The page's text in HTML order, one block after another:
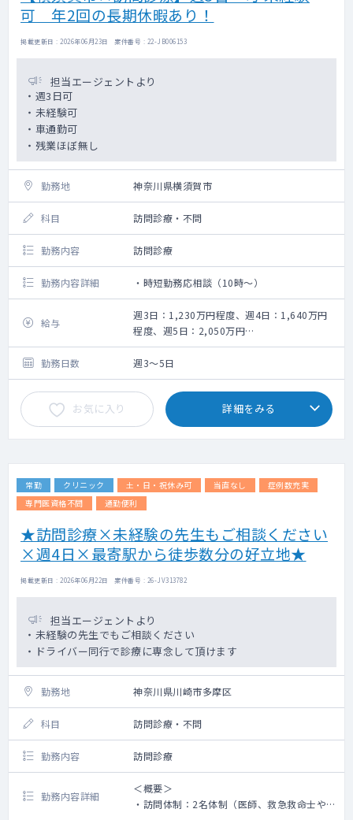
・緩和ケア病棟はありません、多職種による
緩和ケアチームとして入院患者への新規介入
が年間約160件、外来での新規介入が年間約
10件です
〇主な疾患や対応
・消化管癌，肺癌，乳癌，頭頚部癌等
年金
・その他手当：時間外手当・通勤手当・住宅
手当等
・退職金：有
・学会出席に伴う出張費等の支援あり
・その他：宿舎完備(当院規定に順じて貸与)
可 年2回の長期休暇あり！
掲載更新日 : 2026年06月23日 案件番号 : 22-JB006153
担当エージェントより
・週3日可
・未経験可
・車通勤可
・残業ほぼ無し
勤務地 神奈川県横須賀市
科目 訪問診療・不問
勤務内容 訪問診療
勤務内容詳細 ・時短勤務応相談（10時～）
給与
週3日：1,230万円程度、週4日：1,640万円
程度、週5日：2,050万円
※オンコール待機手当、残業手当を含む
勤務日数
週3～5日
お気に入り 詳細をみる
常勤 クリニック 土・日・祝休み可 当直なし
症例数充実
専門医資格不問
通勤便利
★訪問診療×未経験の先生もご相談ください
×週4日×最寄駅から徒歩数分の好立地★
掲載更新日 : 2026年06月22日 案件番号 : 26-JV313782
担当エージェントより
・未経験の先生でもご相談ください
・ドライバー同行で診療に専念して頂けます
勤務地 神奈川県川崎市多摩区
科目 訪問診療・不問
勤務内容 訪問診療
勤務内容詳細
＜概要＞
・訪問体制：2名体制（医師、救急救命士や看